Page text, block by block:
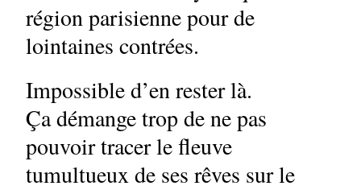
région parisienne pour de
lointaines contrées.
Impossible d’en rester là.
Ça démange trop de ne pas
pouvoir tracer le fleuve
tumultueux de ses rêves sur le